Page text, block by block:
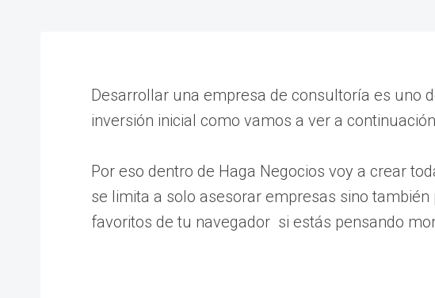
Desarrollar una empresa de consultoría es uno
inversión inicial como vamos a ver a
Por eso dentro de Haga Negocios voy a crear
se limita a solo asesorar empresas sino
favoritos de tu navegador si estás pensando